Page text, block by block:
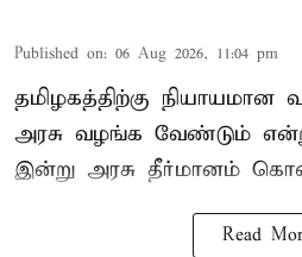
Published on: 06 Aug 2026, 11:04 pm
தமிழகத்திற்கு நியாயமான
அரசு வழங்க வேண்டும்
இன்று அரசு தீர்மானம்
Read